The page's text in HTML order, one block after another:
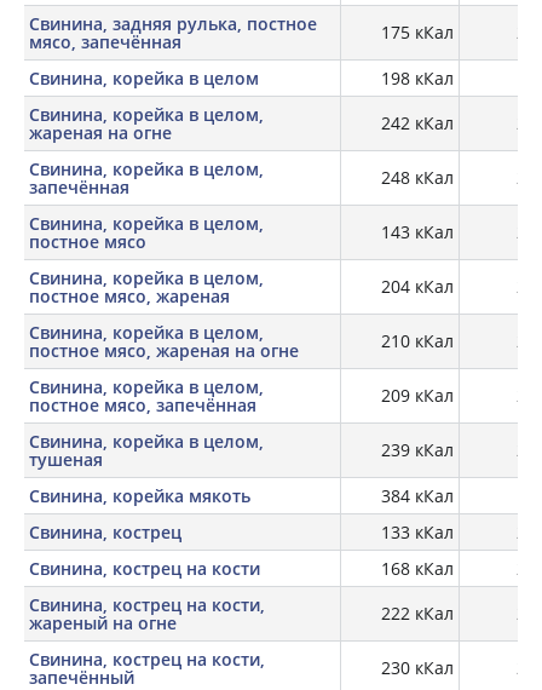
Свинина, задняя рулька, постное
мясо, запечённая 175 кКал
Свинина, корейка в целом
198 кКал
Свинина, корейка в целом,
жареная на огне 242 кКал
Свинина, корейка в целом,
запечённая 248 кКал
Свинина, корейка в целом,
постное мясо 143 кКал
Свинина, корейка в целом,
постное мясо, жареная 204 кКал
Свинина, корейка в целом,
постное мясо, жареная на огне 210 кКал
Свинина, корейка в целом,
постное мясо, запечённая 209 кКал
Свинина, корейка в целом,
тушеная 239 кКал
Свинина, корейка мякоть
384 кКал
Свинина, кострец
133 кКал
Свинина, кострец на кости
168 кКал
Свинина, кострец на кости,
жареный на огне 222 кКал
Свинина, кострец на кости,
запечённый 230 кКал